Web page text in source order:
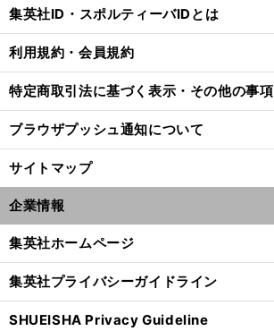
集英社ID・スポルティーバIDとは
利用規約・会員規約
特定商取引法に基づく表示・その他の事項
ブラウザプッシュ通知について
サイトマップ
企業情報
集英社ホームページ
集英社プライバシーガイドライン
SHUEISHA Privacy Guideline